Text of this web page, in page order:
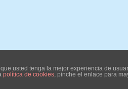
usted tenga la mejor experiencia de
política de cookies, pinche el enlace para